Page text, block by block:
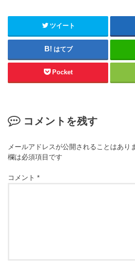
ツイート
はてブ
Pocket
コメントを残す
メールアドレスが公開されることはあり
欄は必須項目です
コメント*